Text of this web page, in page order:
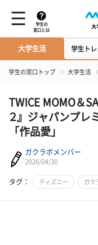
学生の
窓口とは
大学生活 学生トレ
学生の窓口トップ 大学生活
TWICE MOMO＆
２』ジャパンプレ
「作品愛」
ガクラボメンバー
2026/04/30
タグ： ディズニー ガク